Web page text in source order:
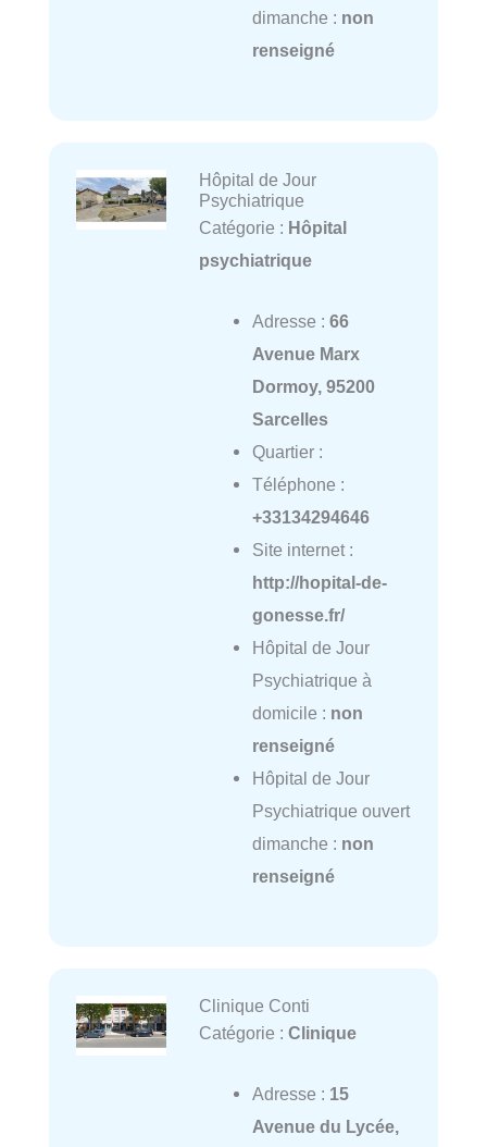
dimanche : non
renseigné
Hôpital de Jour
Psychiatrique
Catégorie : Hôpital
psychiatrique
Adresse : 66
Avenue Marx
Dormoy, 95200
Sarcelles
Quartier :
Téléphone :
+33134294646
Site internet :
http://hopital-de-
gonesse.fr/
Hôpital de Jour
Psychiatrique à
domicile : non
renseigné
Hôpital de Jour
Psychiatrique ouvert
dimanche : non
renseigné
Clinique Conti
Catégorie : Clinique
Adresse : 15
Avenue du Lycée,